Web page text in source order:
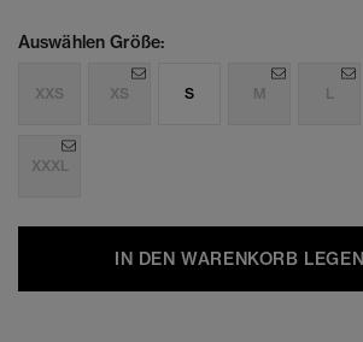
Auswählen Größe:
XXS XS S M L
XXXL
IN DEN WARENKORB LEGEN